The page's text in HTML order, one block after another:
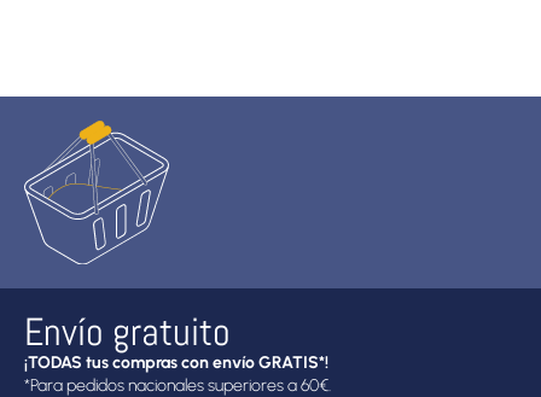
Envío gratuito
¡TODAS tus compras con envío GRATIS*!
*Para pedidos nacionales superiores a 60€.